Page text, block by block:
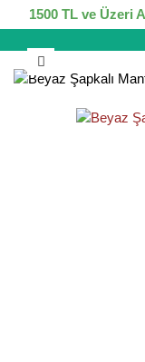
1500 TL ve Üzeri